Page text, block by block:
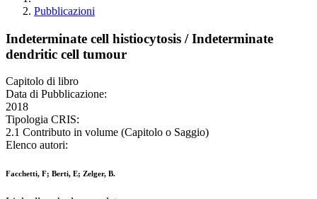
Pubblicazioni
Indeterminate cell histiocytosis / Indeterminate
dendritic cell tumour
Capitolo di libro
Data di Pubblicazione:
2018
Tipologia CRIS:
2.1 Contributo in volume (Capitolo o Saggio)
Elenco autori:
Facchetti, F; Berti, E; Zelger, B.